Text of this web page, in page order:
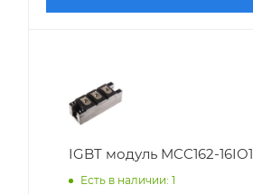
IGBT модуль MCC162-16IO1
Есть в наличии: 1